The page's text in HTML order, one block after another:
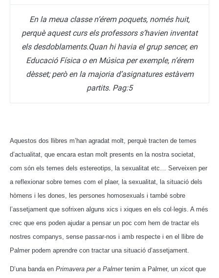
En la meua classe n’érem poquets, només huit,
perquè aquest curs els professors s’havien inventat
els desdoblaments.Quan hi havia el grup sencer, en
Educació Física o en Música per exemple, n’érem
dèsset; però en la majoria d’asignatures estàvem
partits. Pag:5
Aquestos dos llibres m’han agradat molt, perquè tracten de temes
d’actualitat, que encara estan molt presents en la nostra societat,
com són els temes dels estereotips, la sexualitat etc… Serveixen per
a reflexionar sobre temes com el plaer, la sexualitat, la situació dels
hòmens i les dones, les persones homosexuals i també sobre
l’assetjament que sofrixen alguns xics i xiques en els col·legis. A més
crec que ens poden ajudar a pensar un poc com hem de tractar els
nostres companys, sense passar-nos i amb respecte i en el llibre de
Palmer podem aprendre con tractar una situació d’assetjament.
D’una banda en Primavera per a Palmertenim a Palmer, un xicot que